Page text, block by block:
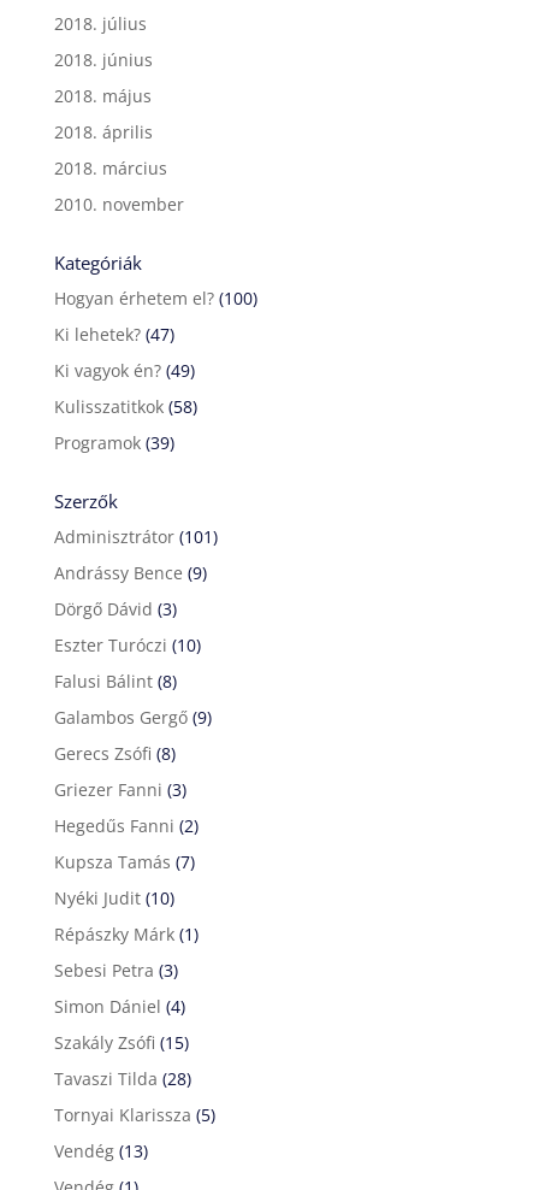
2018. július
2018. június
2018. május
2018. április
2018. március
2010. november
Kategóriák
Hogyan érhetem el?(100)
Ki lehetek?(47)
Ki vagyok én?(49)
Kulisszatitkok(58)
Programok(39)
Szerzők
Adminisztrátor(101)
Andrássy Bence (9)
Dörgő Dávid (3)
Eszter Turóczi (10)
Falusi Bálint(8)
Galambos Gergő(9)
Gerecs Zsófi (8)
Griezer Fanni (3)
Hegedűs Fanni (2)
Kupsza Tamás (7)
Nyéki Judit(10)
Répászky Márk(1)
Sebesi Petra (3)
Simon Dániel (4)
Szakály Zsófi (15)
Tavaszi Tilda (28)
Tornyai Klarissza (5)
Vendég(13)